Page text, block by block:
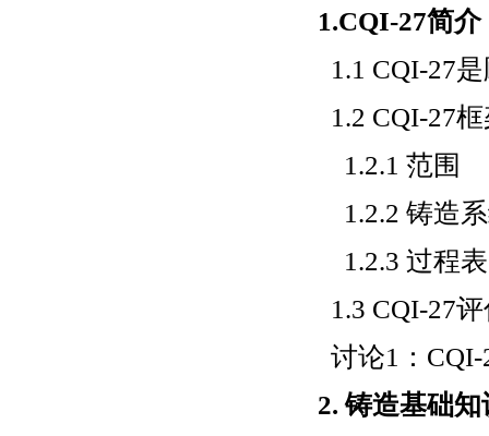
1.CQI-27简介
1.1 CQI-27
1.2 CQI-27
1.2.1 范围
1.2.2 铸造
1.2.3 过程表
1.3 CQI-27
讨论1：
2. 铸造基础知